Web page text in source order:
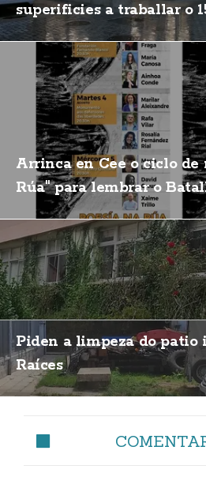
superificies a traballar o
Arrinca en Cee o ciclo de
Rúa" para lembrar o
Piden a limpeza do
Raíces